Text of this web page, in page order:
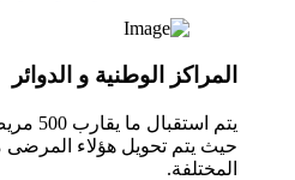
المراكز الوطنية و الدوائر
يتم
حيث يتم تحويل هؤلاء
المختلفة.